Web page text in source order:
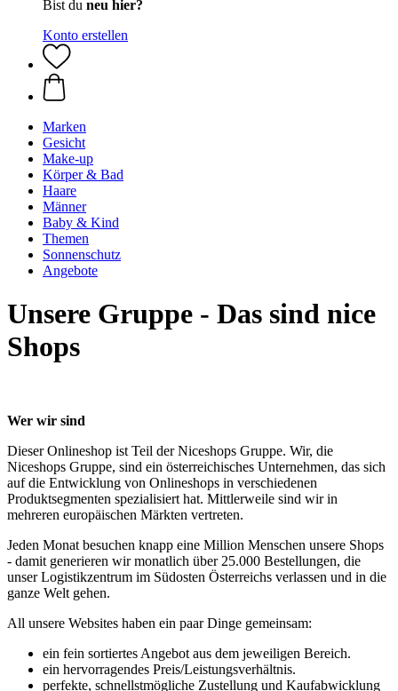
Bist du neu hier?
Konto erstellen
Marken
Gesicht
Make-up
Körper & Bad
Haare
Männer
Baby & Kind
Themen
Sonnenschutz
Angebote
Unsere Gruppe - Das sind nice
Shops
Wer wir sind
Dieser Onlineshop ist Teil der Niceshops Gruppe. Wir, die
Niceshops Gruppe, sind ein österreichisches Unternehmen, das sich
auf die Entwicklung von Onlineshops in verschiedenen
Produktsegmenten spezialisiert hat. Mittlerweile sind wir in
mehreren europäischen Märkten vertreten.
Jeden Monat besuchen knapp eine Million Menschen unsere Shops
- damit generieren wir monatlich über 25.000 Bestellungen, die
unser Logistikzentrum im Südosten Österreichs verlassen und in die
ganze Welt gehen.
All unsere Websites haben ein paar Dinge gemeinsam:
ein fein sortiertes Angebot aus dem jeweiligen Bereich.
ein hervorragendes Preis/Leistungsverhältnis.
perfekte, schnellstmögliche Zustellung und Kaufabwicklung